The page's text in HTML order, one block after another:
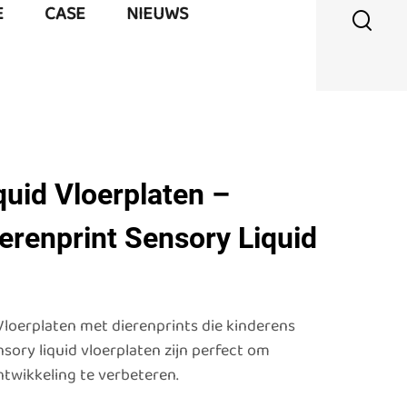
CASE NIEUWS
Vloerplaten –
Sensory Liquid
met dierenprints die kinderens
liquid vloerplaten zijn perfect om
te verbeteren.